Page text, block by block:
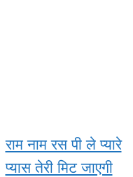
राम नाम रस पी ले प्यारे
प्यास तेरी मिट जाएगी